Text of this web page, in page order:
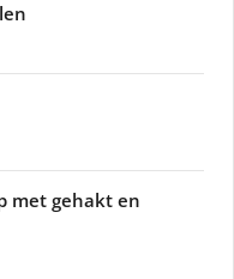
met gehakt en